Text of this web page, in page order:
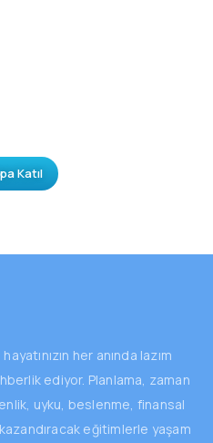
Katıl
her anında lazım
ediyor. Planlama, zaman
uyku, beslenme, finansal
eğitimlerle yaşam